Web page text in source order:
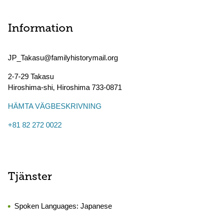
Information
JP_Takasu@familyhistorymail.org
2-7-29 Takasu
Hiroshima-shi, Hiroshima 733-0871
HÄMTA VÄGBESKRIVNING
+81 82 272 0022
Tjänster
Spoken Languages: Japanese